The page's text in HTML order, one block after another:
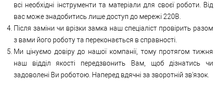
всі необхідні інструменти та матеріали для своєї роботи. Від
вас може знадобитись лише доступ до мережі 220В.
Після заміни чи врізки замка наш спеціаліст провірить разом
з вами його роботу та переконається в справності.
Ми цінуємо довіру до нашої компанії, тому протягом тижня
наш відділ якості передзвонить Вам, щоб дізнатись чи
задоволені Ви роботою. Наперед вдячні за зворотній зв'язок.